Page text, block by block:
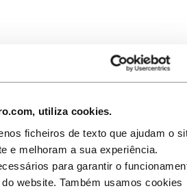
utiliza cookies.
ficheiros de texto que ajudam o
e melhoram a sua experiência.
para garantir o
website. Também usamos cookies
de negócios